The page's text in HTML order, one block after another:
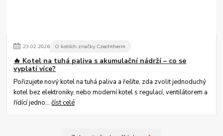
23.02.2026 O kotlích značky Czechtherm
🔥 Kotel na tuhá paliva s akumulační nádrží – co se
vyplatí více?
Pořizujete nový kotel na tuhá paliva a řešíte, zda zvolit jednoduchý
kotel bez elektroniky, nebo moderní kotel s regulací, ventilátorem a
řídící jedno...číst celé